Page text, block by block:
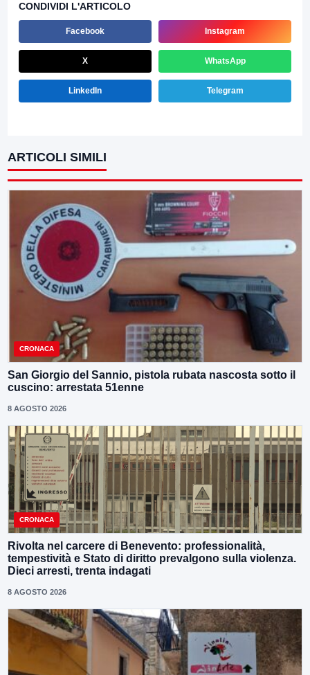
CONDIVIDI L'ARTICOLO
Facebook Instagram
X WhatsApp
LinkedIn Telegram
ARTICOLI SIMILI
CRONACA
San Giorgio del Sannio, pistola rubata nascosta sotto il
cuscino: arrestata 51enne
8 AGOSTO 2026
CRONACA
Rivolta nel carcere di Benevento: professionalità,
tempestività e Stato di diritto prevalgono sulla violenza.
Dieci arresti, trenta indagati
8 AGOSTO 2026